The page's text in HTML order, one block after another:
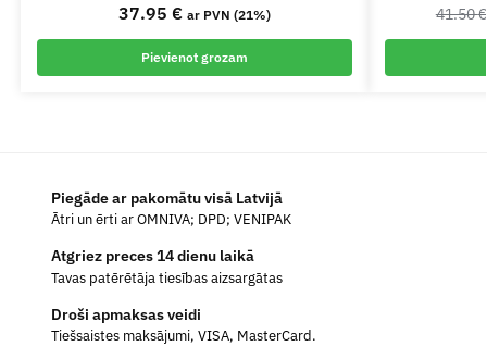
37.95 € ar PVN (21%)
Pievienot grozam
41.50€
Piegāde ar pakomātu visā Latvijā
Ātri un ērti ar OMNIVA; DPD; VENIPAK
Atgriez preces 14 dienu laikā
Tavas patērētāja tiesības aizsargātas
Droši apmaksas veidi
Tiešsaistes maksājumi, VISA, MasterCard.